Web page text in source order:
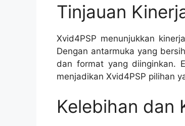
Tinjauan
Xvid4PSP menunjukkan
Dengan antarmuka yang
dan format yang diinginkan.
menjadikan Xvid4PSP pilihan
Kelebihan dan